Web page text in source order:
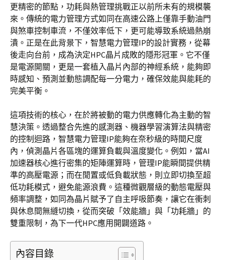
更精密的節點，功耗與熱管理挑戰正以前所未有的規模襲
來。傳統的電力管理方式如同在高速公路上僅靠手動油門
與煞車控制車流，不僅效率低下，更可能導致系統過熱崩
潰。正是在此背景下，智慧電力管理IP的設計實務，從幕
後走向台前，成為決定HPC晶片成敗的隱形冠軍。它不僅
是電源開關，更是一套植入晶片內部的神經系統，能夠即
時感知、預測並動態調配每一分電力，確保效能與能耗的
完美平衡。
這項技術的核心，在於將被動的電力供應轉化為主動的智
慧決策。透過整合先進的感測器、機器學習演算法與精密
的控制迴路，智慧電力管理IP能夠在奈秒級的時間尺度
內，偵測晶片各區塊的運算負載與溫度變化。例如，當AI
加速器核心進行密集的矩陣運算時，管理IP能瞬間提供精
準的高壓電源；而在閒置或低負載狀態，則立即切換至超
低功耗模式，避免能源浪費。這種微觀層級的動態電壓與
頻率調整，如同為晶片賦予了自主呼吸節奏，讓它在衝刺
與休息間無縫切換，從而突破「效能牆」與「功耗牆」的
雙重限制，為下一代HPC應用開闢道路。
內容目錄